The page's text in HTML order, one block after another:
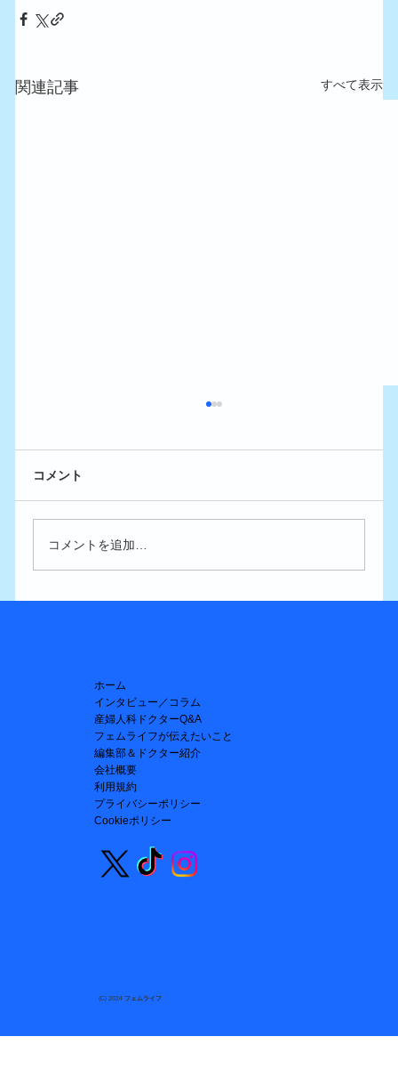
関連記事 すべて表示
コメント
コメントを追加…
ホーム
インタビュー／コラム
産婦人科ドクターQ&A
フェムライフが伝えたいこと
編集部＆ドクター紹介
会社概要
利用規約
プライバシーポリシー
Cookieポリシー
​(C) 2024 フェムライフ